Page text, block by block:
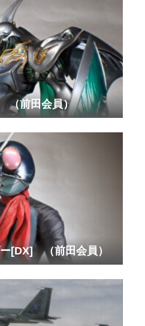
（前田会員）
[DX] （前田会員）